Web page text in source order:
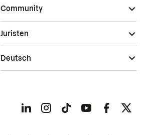
Community
Juristen
Deutsch